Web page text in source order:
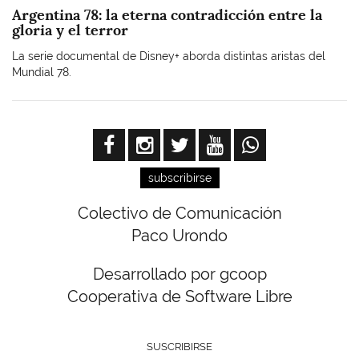
Argentina 78: la eterna contradicción entre la
gloria y el terror
La serie documental de Disney+ aborda distintas aristas del
Mundial 78.
subscribirse
Colectivo de Comunicación
Paco Urondo
Desarrollado por gcoop
Cooperativa de Software Libre
SUSCRIBIRSE